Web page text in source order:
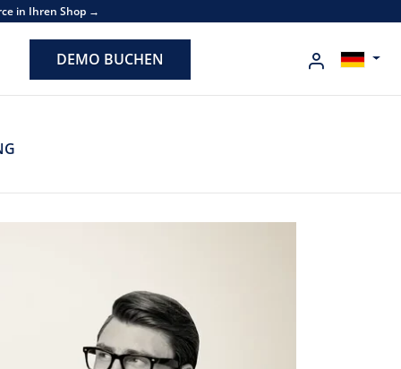
in Ihren Shop →
DEMO BUCHEN